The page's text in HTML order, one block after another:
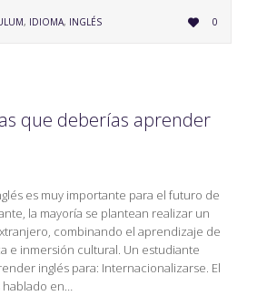
, IDIOMA, INGLÉS  LOVE
IT0
que deberías aprender
es muy importante para el futuro de
la mayoría se plantean realizar un
combinando el aprendizaje de
e inmersión cultural. Un estudiante
inglés para: Internacionalizarse. El
hablado en…